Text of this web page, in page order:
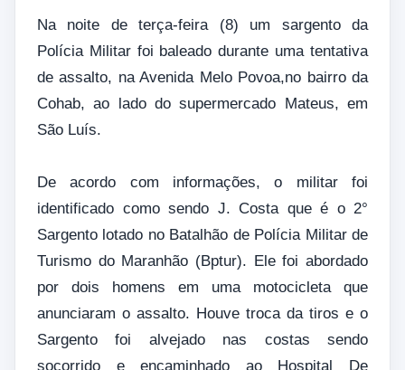
Na noite de terça-feira (8) um sargento da
Polícia Militar foi baleado durante uma tentativa
de assalto, na Avenida Melo Povoa,no bairro da
Cohab, ao lado do supermercado Mateus, em
São Luís.
De acordo com informações, o militar foi
identificado como sendo J. Costa que é o 2°
Sargento lotado no Batalhão de Polícia Militar de
Turismo do Maranhão (Bptur). Ele foi abordado
por dois homens em uma motocicleta que
anunciaram o assalto. Houve troca da tiros e o
Sargento foi alvejado nas costas sendo
socorrido e encaminhado ao Hospital De